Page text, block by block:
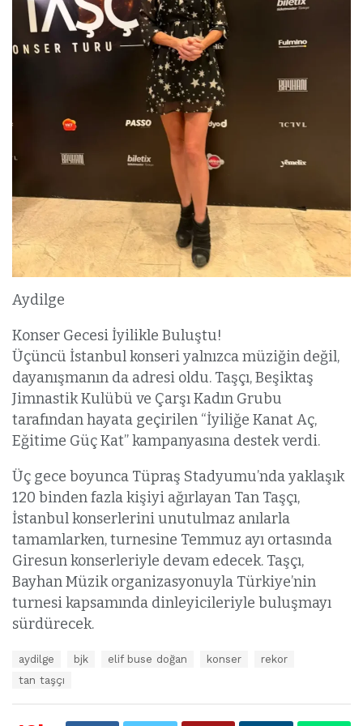
Aydilge
Konser Gecesi İyilikle Buluştu!
Üçüncü İstanbul konseri yalnızca müziğin değil,
dayanışmanın da adresi oldu. Taşçı, Beşiktaş
Jimnastik Kulübü ve Çarşı Kadın Grubu
tarafından hayata geçirilen “İyiliğe Kanat Aç,
Eğitime Güç Kat” kampanyasına destek verdi.
Üç gece boyunca Tüpraş Stadyumu’nda yaklaşık
120 binden fazla kişiyi ağırlayan Tan Taşçı,
İstanbul konserlerini unutulmaz anılarla
tamamlarken, turnesine Temmuz ayı ortasında
Giresun konserleriyle devam edecek. Taşçı,
Bayhan Müzik organizasyonuyla Türkiye’nin
turnesi kapsamında dinleyicileriyle buluşmayı
sürdürecek.
aydilge bjk elif buse doğan konser
rekor
tan taşçı